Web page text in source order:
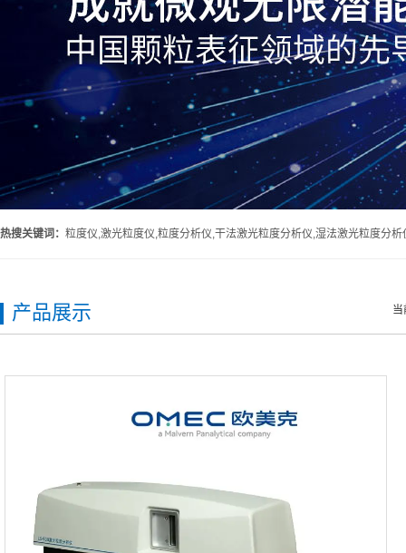
热搜关键词： 粒度仪,激光粒度仪,粒度分析仪,干法激光粒度分析仪,湿法激光粒度分析
当
产品展示